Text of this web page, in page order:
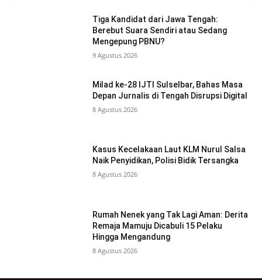
Tiga Kandidat dari Jawa Tengah:
Berebut Suara Sendiri atau Sedang
Mengepung PBNU?
9 Agustus 2026
Milad ke-28 IJTI Sulselbar, Bahas Masa
Depan Jurnalis di Tengah Disrupsi Digital
8 Agustus 2026
Kasus Kecelakaan Laut KLM Nurul Salsa
Naik Penyidikan, Polisi Bidik Tersangka
8 Agustus 2026
Rumah Nenek yang Tak Lagi Aman: Derita
Remaja Mamuju Dicabuli 15 Pelaku
Hingga Mengandung
8 Agustus 2026